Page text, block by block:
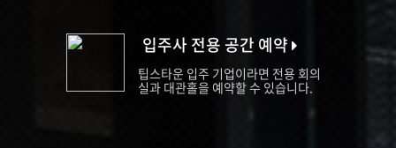
입주사 전용 공간 예약
팁스타운 입주 기업이라면 전용 회의
실과 대관홀을 예약할 수 있습니다.